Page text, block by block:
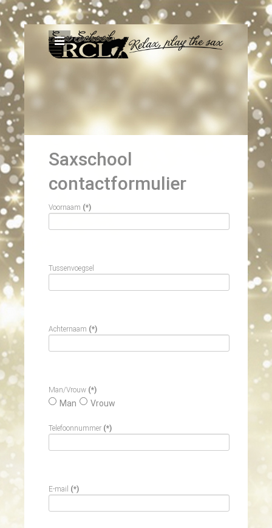
Saxschool
contactformulier
Voornaam (*)
Tussenvoegsel
Achternaam (*)
Man/Vrouw (*)
Man Vrouw
Telefoonnummer (*)
E-mail (*)